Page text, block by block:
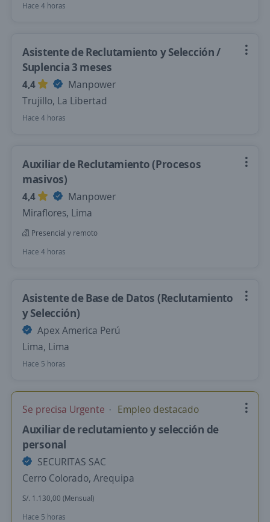
Hace 4 horas
Asistente de Reclutamiento y Selección /
Suplencia 3 meses
4,4
Manpower
Trujillo, La Libertad
Hace 4 horas
Auxiliar de Reclutamiento (Procesos
masivos)
4,4
Manpower
Miraflores, Lima
Presencial y remoto
Hace 4 horas
Asistente de Base de Datos (Reclutamiento
y Selección)
Apex America Perú
Lima, Lima
Hace 5 horas
Se precisa Urgente Empleo destacado
Auxiliar de reclutamiento y selección de
personal
SECURITAS SAC
Cerro Colorado, Arequipa
S/. 1.130,00 (Mensual)
Hace 5 horas